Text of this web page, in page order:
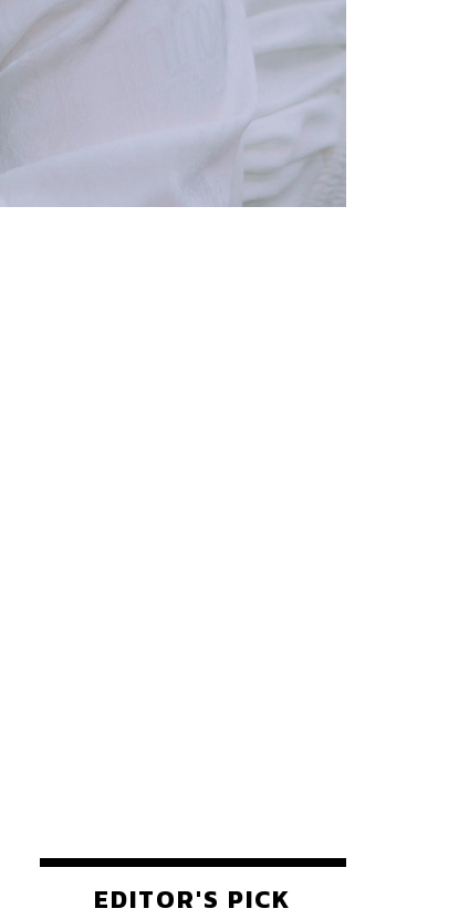
EDITOR'S PICK